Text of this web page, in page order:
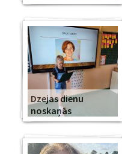
Dzejas dienu
noskaņās